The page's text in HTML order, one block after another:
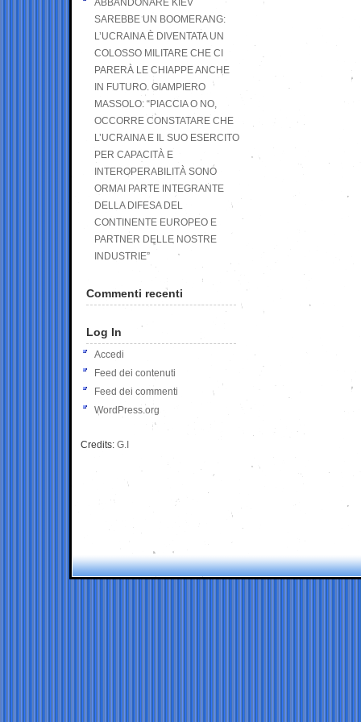
ABBANDONARE KIEV
SAREBBE UN BOOMERANG:
L’UCRAINA È DIVENTATA UN
COLOSSO MILITARE CHE CI
PARERÀ LE CHIAPPE ANCHE
IN FUTURO. GIAMPIERO
MASSOLO: “PIACCIA O NO,
OCCORRE CONSTATARE CHE
L’UCRAINA E IL SUO ESERCITO
PER CAPACITÀ E
INTEROPERABILITÀ SONO
ORMAI PARTE INTEGRANTE
DELLA DIFESA DEL
CONTINENTE EUROPEO E
PARTNER DELLE NOSTRE
INDUSTRIE”
Commenti recenti
Log In
Accedi
Feed dei contenuti
Feed dei commenti
WordPress.org
Credits: G.I